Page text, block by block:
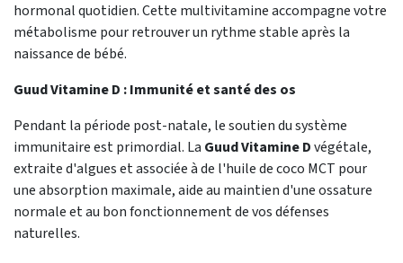
hormonal quotidien. Cette multivitamine accompagne votre
métabolisme pour retrouver un rythme stable après la
naissance de bébé.
Guud Vitamine D : Immunité et santé des os
Pendant la période post-natale, le soutien du système
immunitaire est primordial. La Guud Vitamine Dvégétale,
extraite d'algues et associée à de l'huile de coco MCT pour
une absorption maximale, aide au maintien d'une ossature
normale et au bon fonctionnement de vos défenses
naturelles.